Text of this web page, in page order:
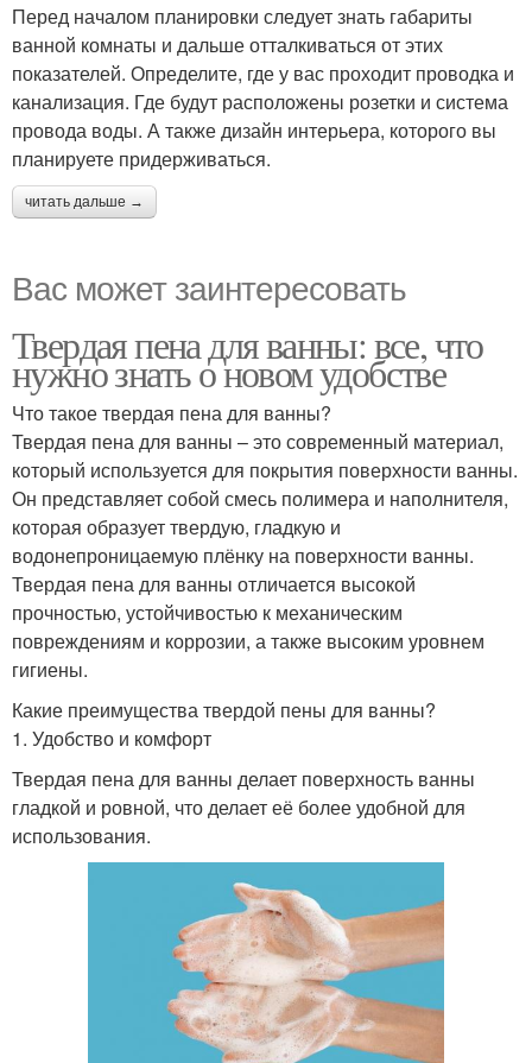
Перед началом планировки следует знать габариты
ванной комнаты и дальше отталкиваться от этих
показателей. Определите, где у вас проходит проводка и
канализация. Где будут расположены розетки и система
провода воды. А также дизайн интерьера, которого вы
планируете придерживаться.
читать дальше →
Вас может заинтересовать
Твердая пена для ванны: все, что
нужно знать о новом удобстве
Что такое твердая пена для ванны?
Твердая пена для ванны – это современный материал,
который используется для покрытия поверхности ванны.
Он представляет собой смесь полимера и наполнителя,
которая образует твердую, гладкую и
водонепроницаемую плёнку на поверхности ванны.
Твердая пена для ванны отличается высокой
прочностью, устойчивостью к механическим
повреждениям и коррозии, а также высоким уровнем
гигиены.
Какие преимущества твердой пены для ванны?
1. Удобство и комфорт
Твердая пена для ванны делает поверхность ванны
гладкой и ровной, что делает её более удобной для
использования.